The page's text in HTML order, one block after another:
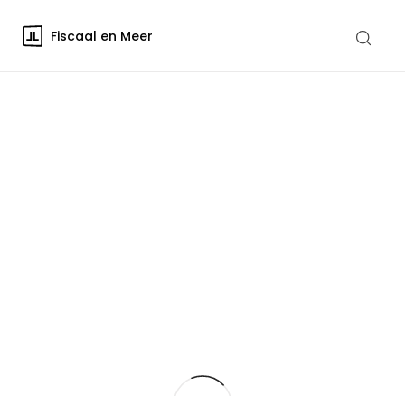
Fiscaal en Meer